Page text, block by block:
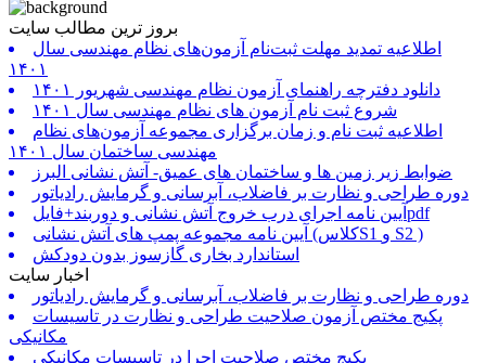
بروز ترین مطالب سایت
اطلاعیه تمدید مهلت ثبت‌نام آزمون‌های نظام مهندسی سال
۱۴۰۱
دانلود دفترچه راهنمای آزمون نظام مهندسی شهریور ۱۴۰۱
شروع ثبت نام آزمون های نظام مهندسی سال ۱۴۰۱
اطلاعیه ثبت نام و زمان برگزاری مجموعه آزمون‌های نظام
مهندسی ساختمان سال ۱۴۰۱
ضوابط زیر زمین ها و ساختمان های عمیق- آتش نشانی البرز
دوره طراحی و نظارت بر فاضلاب، آبرسانی و گرمایش رادیاتور
آیین نامه اجرای درب خروج آتش نشانی و دوربند+فایلpdf
آیین نامه مجموعه پمپ های آتش نشانی (کلاسS1 و S2 )
استاندارد بخاری گازسوز بدون دودکش
اخبار سایت
دوره طراحی و نظارت بر فاضلاب، آبرسانی و گرمایش رادیاتور
پکیج مختص آزمون صلاحیت طراحی و نظارت در تاسیسات
مکانیکی
پکیج مختص صلاحیت اجرا در تاسیسات مکانیکی